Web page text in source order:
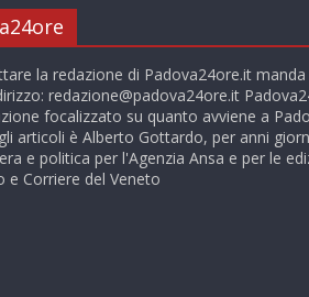
la redazione di Padova24ore.it
redazione@padova24ore.it
focalizzato su quanto avviene a
articoli è Alberto Gottardo, per anni
e politica per l'Agenzia Ansa e per le
e Corriere del Veneto